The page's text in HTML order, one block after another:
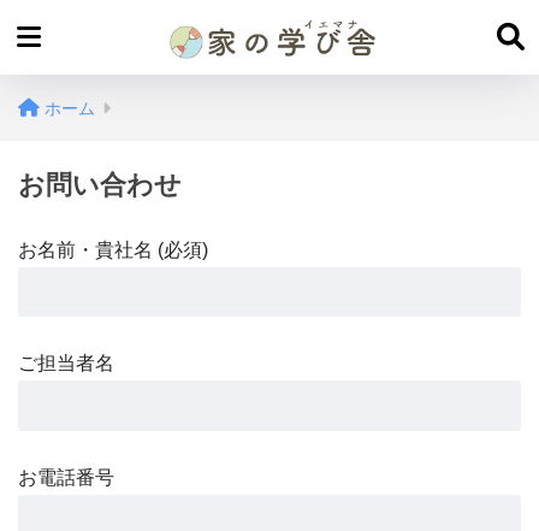
ホーム
お問い合わせ
お名前・貴社名 (必須)
ご担当者名
お電話番号